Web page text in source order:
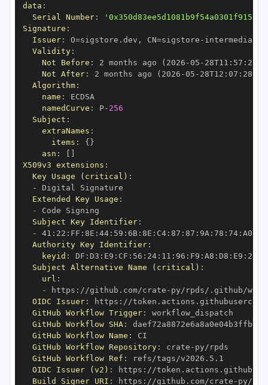
data :
Serial Number:
Signature :
Issuer: O=sigstore.dev , CN=sigstore -
Validity:
Not Before : 2 months ago (2026 -05 - 28T11 : 57 :
Not After: 2 months ago (2026 -05 - 28T12 : 07 : 28+00
Algorithm:
name :
namedCurve : P- 256
Subject :
extraNames :
items : { }
asn :
X509v3 extensions :
Key Usage (critical) :
-
Extended Key Usage :
-
Subject Key Identifier:
-
41 : 22 : FF : 8E : 44: 59 : 6B: 8E : C4: 87 : 87 : 9A : 78 : 74: A0
Authority Key Identifier:
keyid : DF : D3 : E9 : CF : 56 : 24: 11 : 96 : F9 : A8 : D8 : E9 : 28
Subject Alternative Name (critical) :
url :
-
https : //github.com/crate -
OIDC Issuer: https :
GitHub Workflow Trigger:
GitHub Workflow SHA:
GitHub Workflow Name :
GitHub Workflow Repository: crate -
GitHub Workflow Ref :
OIDC Issuer (v2) : https :
Build Signer URI : https : //github.com/crate -